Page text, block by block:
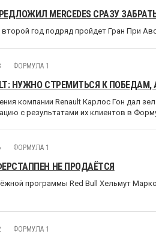
MERCEDES СРАЗУ
год подряд пройдет Гран При
ФОРМУЛА 1
НУЖНО СТРЕМИТЬСЯ К ПОБЕДАМ,
компании Renault Карлос Гон дал
с результатами их клиентов в
ФОРМУЛА 1
НЕ ПРОДАЁТСЯ
программы Red Bull Хельмут
ФОРМУЛА 1